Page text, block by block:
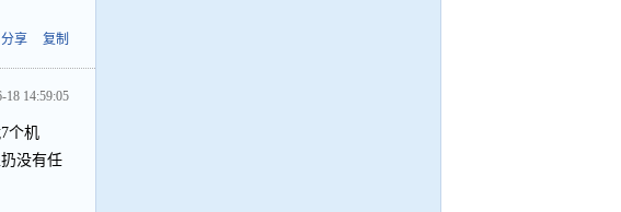
分享 复制
18 14:59:05
个机
没有任